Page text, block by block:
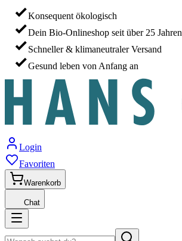
Konsequent ökologisch
Dein Bio-Onlineshop seit über 25 Jahren
Schneller & klimaneutraler Versand
Gesund leben von Anfang an
Login
Favoriten
Warenkorb
Chat